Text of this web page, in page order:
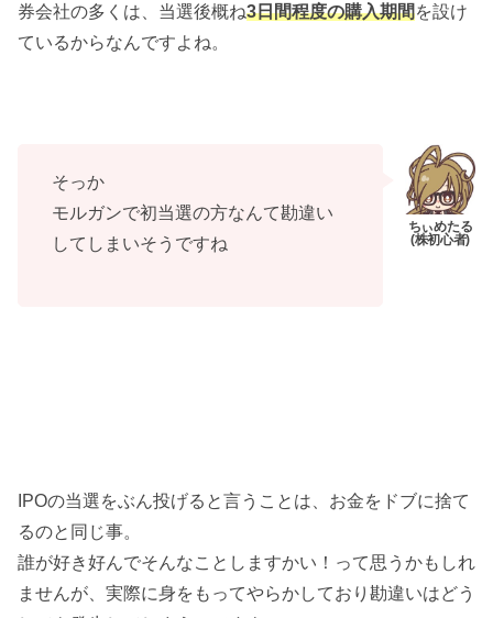
券会社の多くは、当選後概ね3日間程度の購入期間を設け
ているからなんですよね。
そっか
モルガンで初当選の方なんて勘違い
してしまいそうですね
IPOの当選をぶん投げると言うことは、お金をドブに捨て
るのと同じ事。
誰が好き好んでそんなことしますかい！って思うかもしれ
ませんが、実際に身をもってやらかしており勘違いはどう